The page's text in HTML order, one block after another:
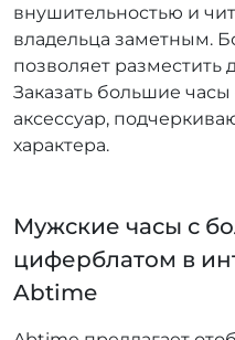
внушительностью и
владельца заметным.
позволяет
Заказать большие
аксессуар,
характера.
Мужские часы с
циферблатом в
Abtime